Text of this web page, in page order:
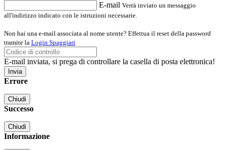
E-mail Verrà inviato un messaggio
all'indirizzo indicato con le istruzioni necessarie.
Non hai una e-mail associata al nome utente? Effettua il reset della password
tramite la Login Spaggiari
E-mail inviata, si prega di controllare la casella di posta elettronica!
Errore
Chiudi
Successo
Chiudi
Informazione